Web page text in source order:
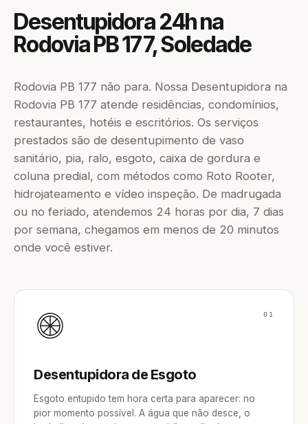
Desentupidora 24h na
Rodovia PB 177, Soledade
Rodovia PB 177 não para. Nossa Desentupidora na
Rodovia PB 177 atende residências, condomínios,
restaurantes, hotéis e escritórios. Os serviços
prestados são de desentupimento de vaso
sanitário, pia, ralo, esgoto, caixa de gordura e
coluna predial, com métodos como Roto Rooter,
hidrojateamento e vídeo inspeção. De madrugada
ou no feriado, atendemos 24 horas por dia, 7 dias
por semana, chegamos em menos de 20 minutos
onde você estiver.
01
Desentupidora de Esgoto
Esgoto entupido tem hora certa para aparecer: no
pior momento possível. A água que não desce, o